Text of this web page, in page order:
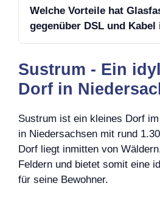
Welche Vorteile hat
gegenüber DSL und
Sustrum - Ein
Dorf in
Sustrum ist ein kleines Dorf
in Niedersachsen mit rund
Dorf liegt inmitten von
Feldern und bietet somit eine
für seine Bewohner.